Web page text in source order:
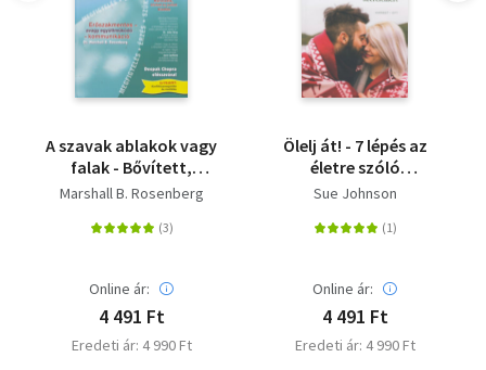
A szavak ablakok vagy
falak - Bővített,
javított kiadás
Marshall B. Rosenberg
Online ár:
4 491 Ft
Eredeti ár: 4 990 Ft
Ölelj át! - 7 lépés az
életre szóló
szerelemért
Sue Johnson
Online ár:
4 491 Ft
Eredeti ár: 4 990 Ft